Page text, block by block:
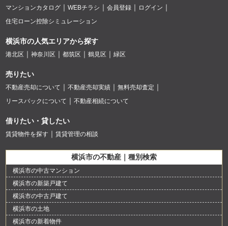
マンションカタログ
WEBチラシ 会員登録
ログイン
住宅ローン控除シミュレーション
横浜市の人気エリアから探す
港北区 神奈川区 都筑区 鶴見区 緑区
売りたい
不動産売却について 不動産売却実績
無料売却査定
リースバックについて
不動産相続について
借りたい・貸したい
賃貸物件を探す 賃貸管理の相談
横浜市の不動産｜種別検索
横浜市の中古マンション
横浜市の新築戸建て
横浜市の中古戸建て
横浜市の土地
横浜市の新着物件